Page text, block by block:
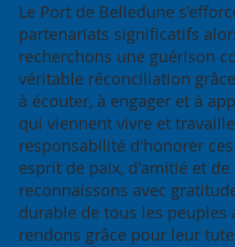
Le Port de Belledune
partenariats significatifs
recherchons une guérison
véritable réconciliation
à écouter, à engager et à
qui viennent vivre et
responsabilité d'honorer
esprit de paix, d'amitié et de
reconnaissons avec
durable de tous les peuples
rendons grâce pour leur